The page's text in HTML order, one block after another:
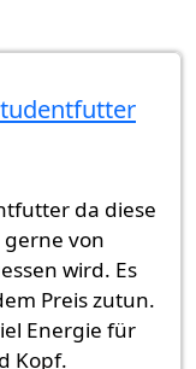
da diese
von
wird. Es
Preis zutun.
Energie für
Kopf.